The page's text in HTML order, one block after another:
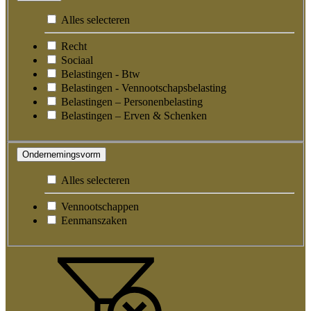
Alles selecteren
Recht
Sociaal
Belastingen - Btw
Belastingen - Vennootschapsbelasting
Belastingen – Personenbelasting
Belastingen – Erven & Schenken
Ondernemingsvorm
Alles selecteren
Vennootschappen
Eenmanszaken